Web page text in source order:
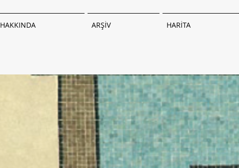
HAKKINDA ARŞİV HARİTA